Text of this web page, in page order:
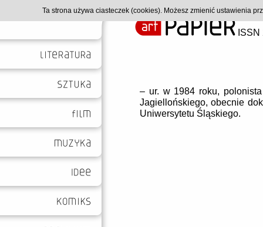
– ur. w 1984 roku,
Jagiellońskiego, obecnie
Uniwersytetu Śląskiego.
Ta strona używa ciasteczek (cookies). Możesz zmienić ustawienia